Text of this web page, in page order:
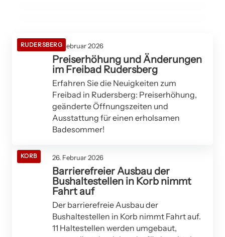
RUDERSBERG26. Februar 2026
Preiserhöhung und Änderungen
im Freibad Rudersberg
Erfahren Sie die Neuigkeiten zum
Freibad in Rudersberg: Preiserhöhung,
geänderte Öffnungszeiten und
Ausstattung für einen erholsamen
Badesommer!
KORB 26. Februar 2026
Barrierefreier Ausbau der
Bushaltestellen in Korb nimmt
Fahrt auf
Der barrierefreie Ausbau der
Bushaltestellen in Korb nimmt Fahrt auf.
11 Haltestellen werden umgebaut,